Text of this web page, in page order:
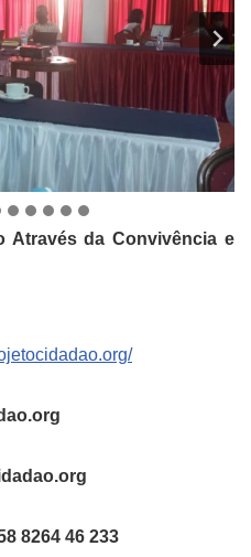
Através da Convivência e
8264 46 233